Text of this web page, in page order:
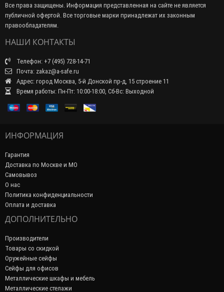
Все права защищены. Информация представленная на сайте не является
публичной офертой. Все торговые марки принадлежат их законным
правообладателям.
НАШИ КОНТАКТЫ
Телефон: +7 (495) 728-14-71
Почта: zakaz@a-safe.ru
Адрес: город Москва, 5-й Донской пр-д, 15 строение 11
Время работы: Пн-Пт: 10:00-18:00, Сб-Вс: Выходной
ИНФОРМАЦИЯ
Гарантия
Доставка по Москве и МО
Самовывоз
О нас
Политика конфиденциальности
Оплата и доставка
ДОПОЛНИТЕЛЬНО
Производители
Товары со скидкой
Оружейные сейфы
Сейфы для офисов
Металлические шкафы и мебель
Металлические стелажи